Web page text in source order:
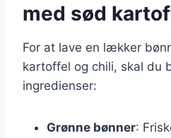
med sød
For at lave en lækker
kartoffel og chili, skal du
ingredienser:
Grønne bønner: